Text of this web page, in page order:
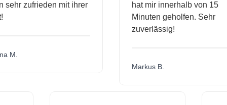
sehr zufrieden mit ihrer
M.
hat mir innerhalb von 15
Minuten geholfen. Sehr
zuverlässig!
Markus B.